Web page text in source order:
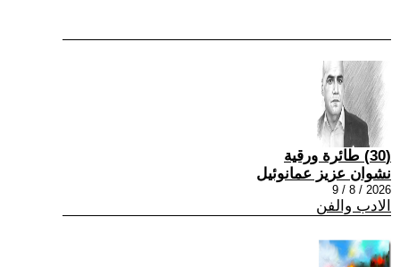
(30) طائرة ورقية
نشوان عزيز عمانوئيل
2026 / 8 / 9
الادب والفن